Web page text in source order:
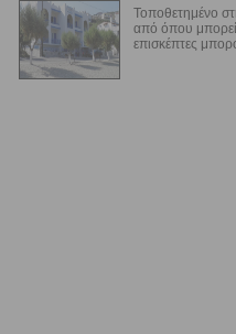
Τοποθετημένο
από όπου
επισκέπτες